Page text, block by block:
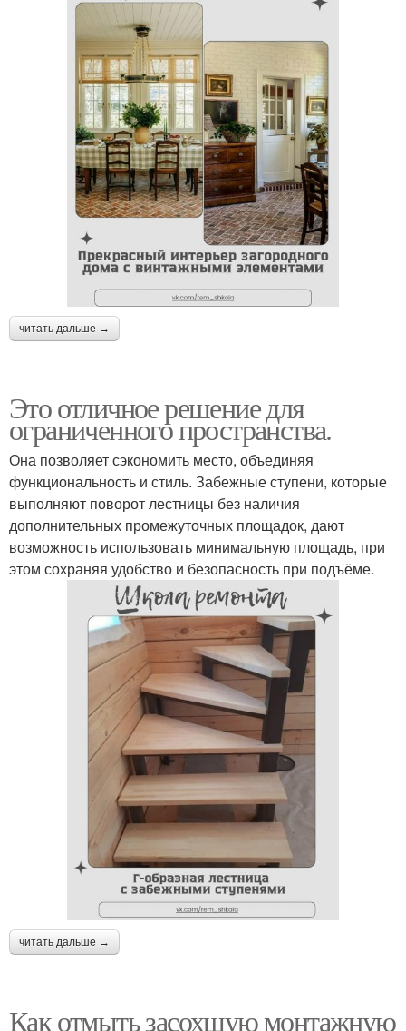
читать дальше →
Это отличное решение для
ограниченного пространства.
Она позволяет сэкономить место, объединяя
функциональность и стиль. Забежные ступени, которые
выполняют поворот лестницы без наличия
дополнительных промежуточных площадок, дают
возможность использовать минимальную площадь, при
этом сохраняя удобство и безопасность при подъёме.
читать дальше →
Как отмыть засохшую монтажную